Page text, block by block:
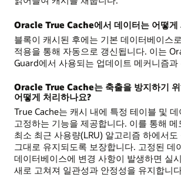
Oracle True Cache에서 데이터는 어떻게
블록이 캐시된 후에는 기본 데이터베이스
적용을 통해 자동으로 갱신됩니다. 이는
Guard에서 사용되는 업데이트 메커니즘과
Oracle True Cache는 축출을 방지하기
어떻게 처리하나요?
True Cache는 캐시 내에 특정 테이블 및
고정하는 기능을 제공합니다. 이를 통해 메
최소 최근 사용량(LRU) 알고리즘 하에서
그대로 유지되도록 보장합니다. 고정된 데
데이터베이스에 변경 사항이 발생하면 실
새로 고쳐져 일관성과 안정성을 유지합니